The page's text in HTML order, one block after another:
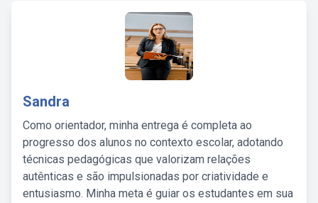
Sandra
Como orientador, minha entrega é completa ao
progresso dos alunos no contexto escolar, adotando
técnicas pedagógicas que valorizam relações
autênticas e são impulsionadas por criatividade e
entusiasmo. Minha meta é guiar os estudantes em sua